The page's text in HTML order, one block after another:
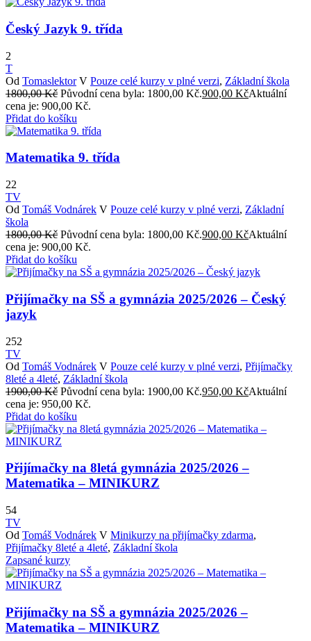
Český Jazyk 9. třída
2
T
Od TomaslektorV Pouze celé kurzy v plné verzi, Základní škola
1800,00Kč Původní cena byla: 1800,00 Kč.900,00 KčAktuální
cena je: 900,00 Kč.
Přidat do košíku
Matematika 9. třída
22
TV
Od Tomáš Vodnárek V Pouze celé kurzy v plné verzi, Základní
škola
1800,00Kč Původní cena byla: 1800,00 Kč.900,00 KčAktuální
cena je: 900,00 Kč.
Přidat do košíku
Přijímačky na SŠ a gymnázia 2025/2026 – Český
jazyk
252
TV
Od Tomáš Vodnárek V Pouze celé kurzy v plné verzi, Přijímačky
8leté a 4leté, Základní škola
1900,00Kč Původní cena byla: 1900,00 Kč.950,00 KčAktuální
cena je: 950,00 Kč.
Přidat do košíku
Přijímačky na 8letá gymnázia 2025/2026 –
Matematika – MINIKURZ
54
TV
Od Tomáš Vodnárek V Minikurzy na přijímačky zdarma,
Přijímačky 8leté a 4leté, Základní škola
Zapsané kurzy
Přijímačky na SŠ a gymnázia 2025/2026 –
Matematika – MINIKURZ